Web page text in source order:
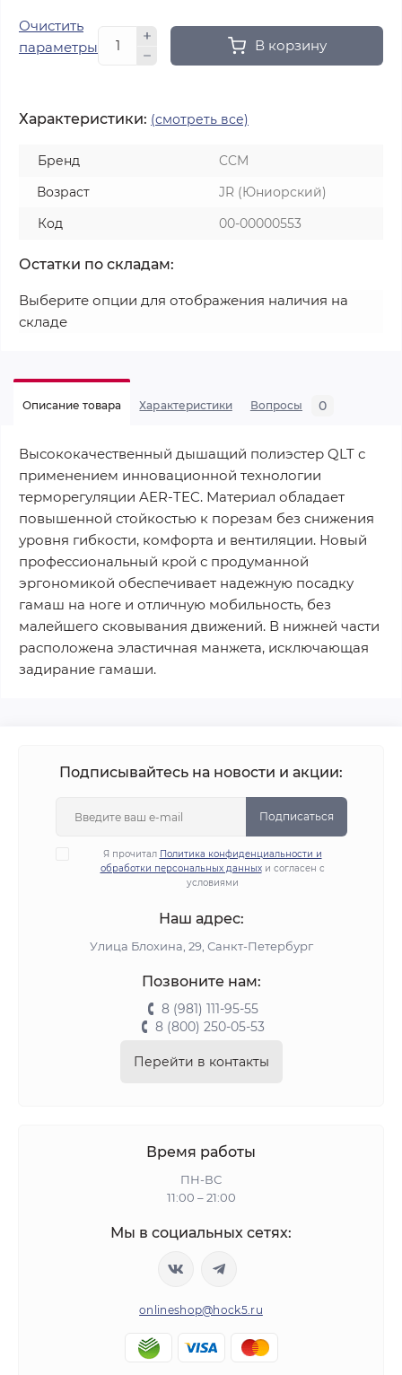
Очистить
параметры
В корзину
Характеристики: (смотреть все)
Бренд
CCM
Возраст
JR (Юниорский)
Код
00-00000553
Остатки по складам:
Выберите опции для отображения наличия на
складе
Описание товара Характеристики Вопросы 0
Высококачественный дышащий полиэстер QLT с
применением инновационной технологии
терморегуляции AER-TEC. Материал обладает
повышенной стойкостью к порезам без снижения
уровня гибкости, комфорта и вентиляции. Новый
профессиональный крой с продуманной
эргономикой обеспечивает надежную посадку
гамаш на ноге и отличную мобильность, без
малейшего сковывания движений. В нижней части
расположена эластичная манжета, исключающая
задирание гамаши.
Подписывайтесь на новости и акции:
Подписаться
Я прочитал Политика конфиденциальности и
обработки персональных данныхи согласен с
условиями
Наш адрес:
Улица Блохина, 29, Санкт-Петербург
Позвоните нам:
8 (981) 111-95-55
8 (800) 250-05-53
Перейти в контакты
Время работы
ПН-ВС
11:00 – 21:00
Мы в социальных сетях:
onlineshop@hock5.ru